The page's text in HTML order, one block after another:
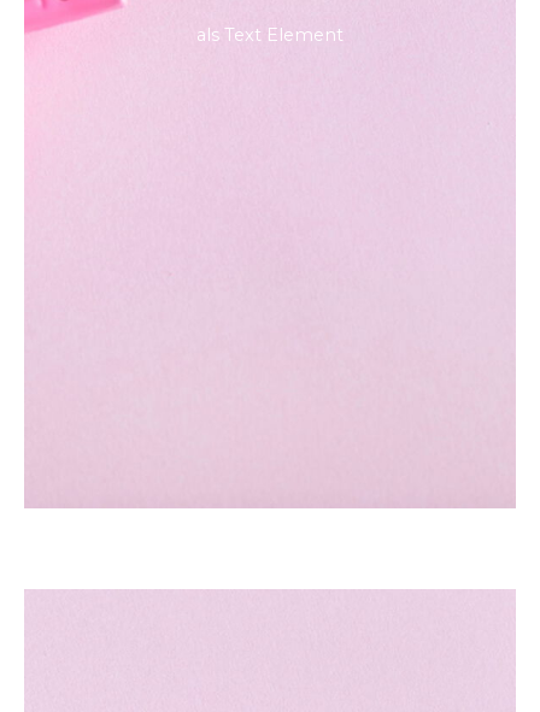
als Text Element